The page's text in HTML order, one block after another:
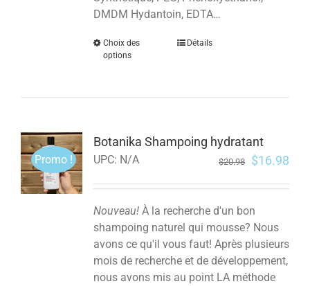
DMDM Hydantoin, EDTA…
Choix des
options
Détails
Promo !
Botanika Shampoing hydratant
UPC: N/A $20.98 $16.98
Nouveau!À la recherche d'un bon
shampoing naturel qui mousse? Nous
avons ce qu'il vous faut! Après plusieurs
mois de recherche et de développement,
nous avons mis au point LA méthode